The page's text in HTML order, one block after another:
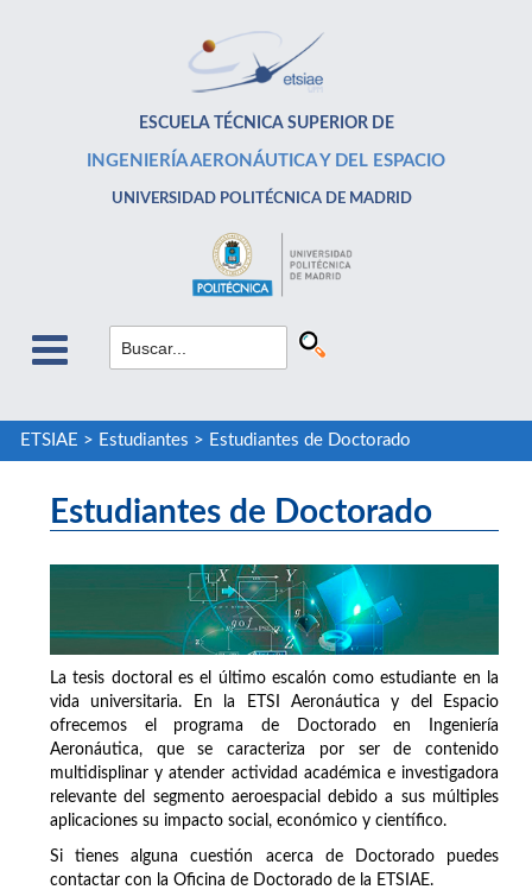
ESCUELA TÉCNICA SUPERIOR DE
INGENIERÍA AERONÁUTICA Y DEL ESPACIO
UNIVERSIDAD POLITÉCNICA DE MADRID
ETSIAE > Estudiantes > Estudiantes de Doctorado
Estudiantes de Doctorado
La tesis doctoral es el último escalón como estudiante en la
vida universitaria. En la ETSI Aeronáutica y del Espacio
ofrecemos el programa de Doctorado en Ingeniería
Aeronáutica, que se caracteriza por ser de contenido
multidisplinar y atender actividad académica e investigadora
relevante del segmento aeroespacial debido a sus múltiples
aplicaciones su impacto social, económico y científico.
Si tienes alguna cuestión acerca de Doctorado puedes
contactar con la Oficina de Doctorado de la ETSIAE.